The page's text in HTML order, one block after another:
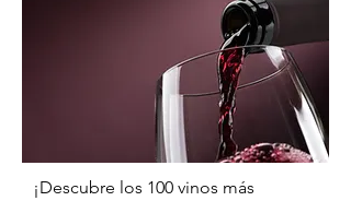
¡Descubre los 100 vinos más